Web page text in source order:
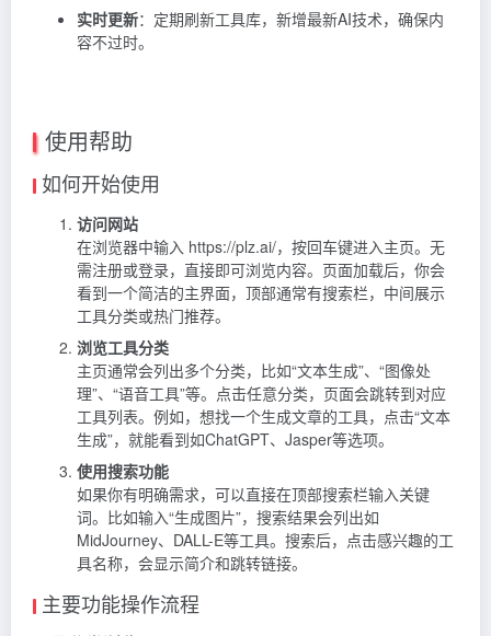
实时更新：定期刷新工具库，新增最新AI技术，确保内
容不过时。
使用帮助
如何开始使用
访问网站
在浏览器中输入 https://plz.ai/，按回车键进入主页。无
需注册或登录，直接即可浏览内容。页面加载后，你会
看到一个简洁的主界面，顶部通常有搜索栏，中间展示
工具分类或热门推荐。
浏览工具分类
主页通常会列出多个分类，比如“文本生成”、“图像处
理”、“语音工具”等。点击任意分类，页面会跳转到对应
工具列表。例如，想找一个生成文章的工具，点击“文本
生成”，就能看到如ChatGPT、Jasper等选项。
使用搜索功能
如果你有明确需求，可以直接在顶部搜索栏输入关键
词。比如输入“生成图片”，搜索结果会列出如
MidJourney、DALL-E等工具。搜索后，点击感兴趣的工
具名称，会显示简介和跳转链接。
主要功能操作流程